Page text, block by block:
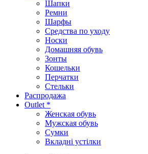
Шапки
Ремни
Шарфы
Средства по уходу
Носки
Домашняя обувь
Зонты
Кошельки
Перчатки
Стельки
Распродажа
Outlet *
Женская обувь
Мужская обувь
Сумки
Вкладні устілки